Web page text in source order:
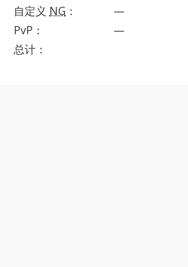
自定义 NG ： —
PvP ： —
总计：